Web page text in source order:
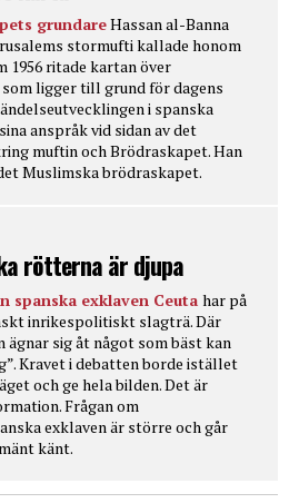
grundareHassan al-Banna
stormufti kallade honom
1956 ritade kartan över
ligger till grund för dagens
i spanska
anspråk vid sidan av det
muftin och Brödraskapet. Han
Muslimska brödraskapet.
rötterna är djupa
spanska exklaven Ceuta har på
inrikespolitiskt slagträ. Där
sig åt något som bäst kan
Kravet i debatten borde istället
och ge hela bilden. Det är
Frågan om
exklaven är större och går
känt.